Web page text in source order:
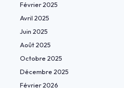
Février 2025
Avril 2025
Juin 2025
Août 2025
Octobre 2025
Décembre 2025
Février 2026